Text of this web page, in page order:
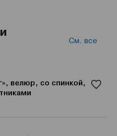
См. все
велюр, со спинкой,